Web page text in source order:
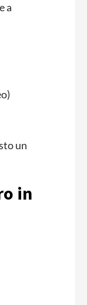
a
un
in